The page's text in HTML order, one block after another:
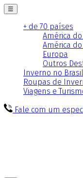
☰
+ de 70 países
América
América
Europa
Outros
Inverno no Brasil
Roupas de
Viagens e
Fale com um